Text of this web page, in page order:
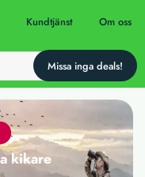
Kundtjänst Om oss
kikare